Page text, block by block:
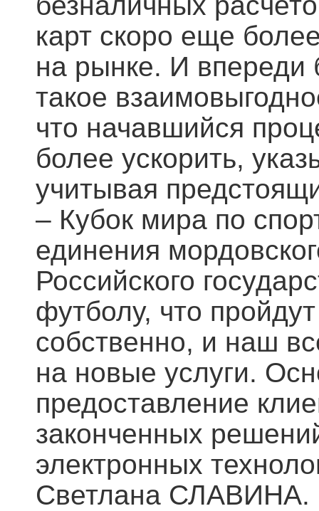
карт скоро еще
на рынке. И впереди
такое
что начавшийся
более ускорить,
учитывая
– Кубок мира по
единения
Российского
футболу, что
собственно, и наш
на новые услуги.
предоставление
законченных
электронных
Светлана СЛАВИНА.